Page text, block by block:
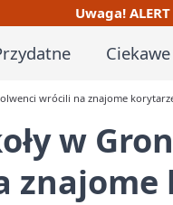
Uwaga!
Ciekawe
wrócili na znajome
w
znajome